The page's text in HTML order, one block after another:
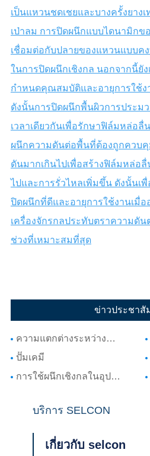
เป็นแหวนชดเชยและบางครั้งยาง
เป่าลม การปิดผนึกแบบไดนามิก
เชื่อมต่อกับปลายของแหวนแบบค
ในการปิดผนึกเชิงกล นอกจากนี้ยั
กำหนดคุณสมบัติและอายุการใช้ง
ดังนั้นการปิดผนึกพื้นผิวการประม
เวลาเดียวกันเพื่อรักษาฟิล์มหล่อลื่
ผนึกความดันต่อพื้นที่ต้องถูกควบคุ
ดันมากเกินไปเพื่อสร้างฟิล์มหล่อ
ไปและการรั่วไหลเพิ่มขึ้น ดังนั้นเ
ปิดผนึกที่ดีและอายุการใช้งานเมื่
เครื่องจักรกลประทับตราความดั
ช่วงที่เหมาะสมที่สุด
ข่าวประชาสั
ความแตกต่างระหว่างตราประทับเชิงกลของเครื่องปั่นและปั๊ม
ปั๊มเคมี
การใช้ผนึกเชิงกลในอุปกรณ์หมุน
บริการ SELCON
เกี่ยวกับ selcon